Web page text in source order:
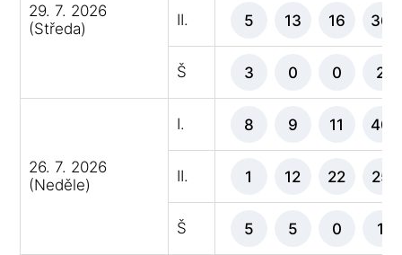
29. 7. 2026
(Středa)
II. 5 13 16 36
Š 3 0 0 2
26. 7. 2026
(Neděle)
I. 8 9 11 40
II. 1 12 22 25
Š 5 5 0 1